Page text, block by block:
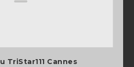
TriStar111 Cannes